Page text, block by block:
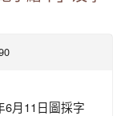
6月11日圖採字